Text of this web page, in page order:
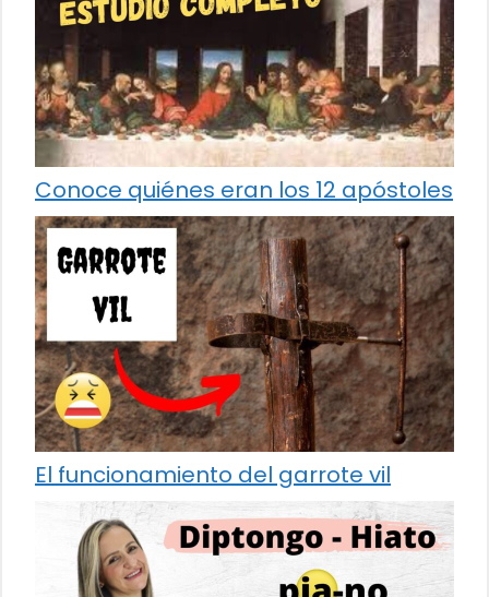
Conoce quiénes eran los 12 apóstoles
El funcionamiento del garrote vil